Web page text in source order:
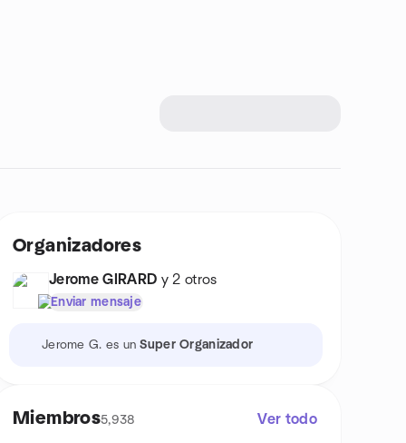
Organizadores
Jerome GIRARD y 2 otros
Enviar mensaje
Jerome G. es unSuper Organizador
Miembros5,938 Ver todo